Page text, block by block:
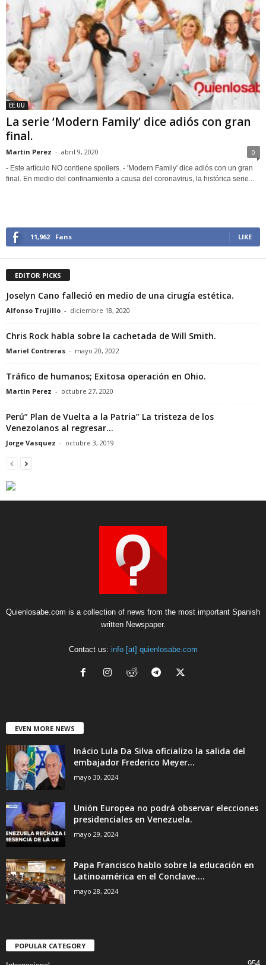
EE.UU
La serie ‘Modern Family’ dice adiós con gran
final.
Martin Perez - abril 9, 2020 0
- Este artículo NO contiene spoilers. - 'Modern Family' dice adiós con un gran
final. En medio del confinamiento a causa del coronavirus, la histórica serie...
11,962 Fans LIKE
EDITOR PICKS
Joselyn Cano falleció en medio de una cirugía estética.
Alfonso Trujillo - diciembre 18, 2020
Chris Rock habla sobre la cachetada de Will Smith.
Mariel Contreras - mayo 20, 2022
Tráfico de humanos; Exitosa operación en Ohio.
Martin Perez - octubre 27, 2020
Perú” Plan de Vuelta a la Patria” La tristeza de los
Venezolanos al regresar...
Jorge Vasquez - octubre 3, 2019
Quienlosabe.com is a collection of news from the most important Spanish
written Newspaper.
Contact us: info [at] quienlosabe.com
EVEN MORE NEWS
Inácio Lula Da Silva oficializo la salida del
embajador Frederico Meyer...
mayo 30, 2024
Unión Europea no podrá observar elecciones
presidenciales en Venezuela.
mayo 29, 2024
Papa Francisco hablo sobre la educación en
Latinoamérica en el Conclave....
mayo 28, 2024
POPULAR CATEGORY